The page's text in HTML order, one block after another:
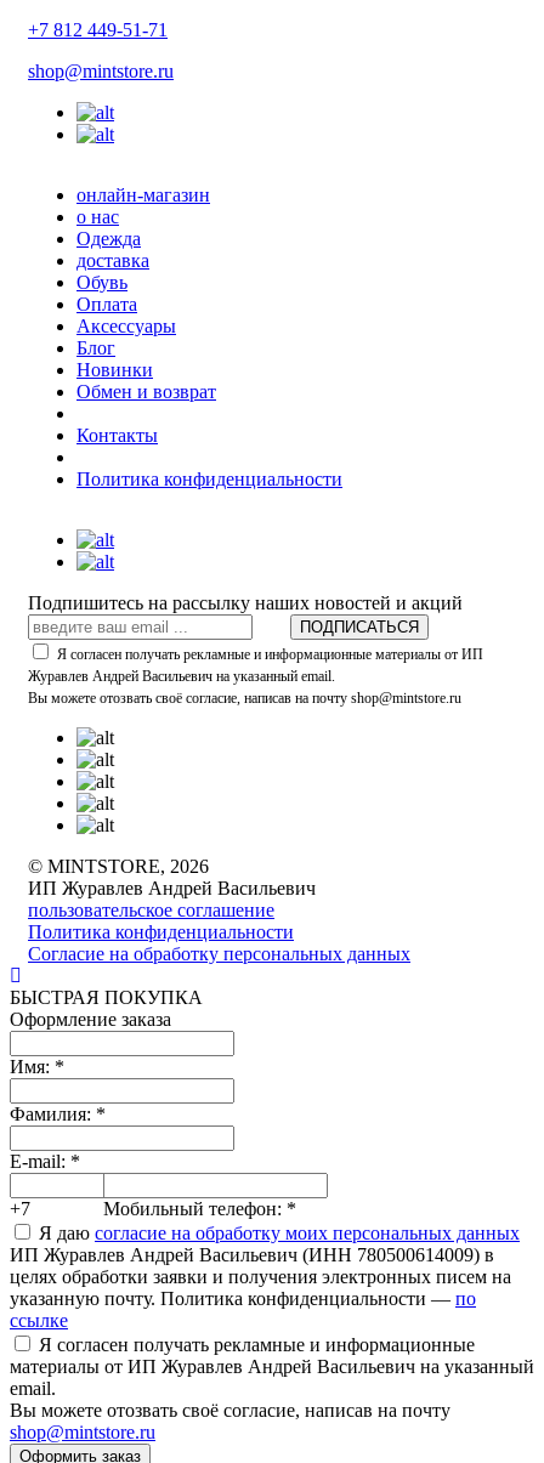
+7 812 449-51-71
shop@mintstore.ru
онлайн-магазин
о нас
Одежда
доставка
Обувь
Оплата
Аксессуары
Блог
Новинки
Обмен и возврат
Контакты
Политика конфиденциальности
Подпишитесь на рассылку наших новостей и акций
ПОДПИСАТЬСЯ
Я согласен получать рекламные и информационные материалы от ИП
Журавлев Андрей Васильевич на указанный email.
Вы можете отозвать своё согласие, написав на почту shop@mintstore.ru
© MINTSTORE, 2026
ИП Журавлев Андрей Васильевич
пользовательское соглашение
Политика конфиденциальности
Согласие на обработку персональных данных
БЫСТРАЯ ПОКУПКА
Оформление заказа
Имя: *
Фамилия: *
E-mail: *
+7 Мобильный телефон: *
Я даю согласие на обработку моих персональных данных
ИП Журавлев Андрей Васильевич (ИНН 780500614009) в
целях обработки заявки и получения электронных писем на
указанную почту. Политика конфиденциальности — по
ссылке
Я согласен получать рекламные и информационные
материалы от ИП Журавлев Андрей Васильевич на указанный
email.
Вы можете отозвать своё согласие, написав на почту
shop@mintstore.ru
Оформить заказ